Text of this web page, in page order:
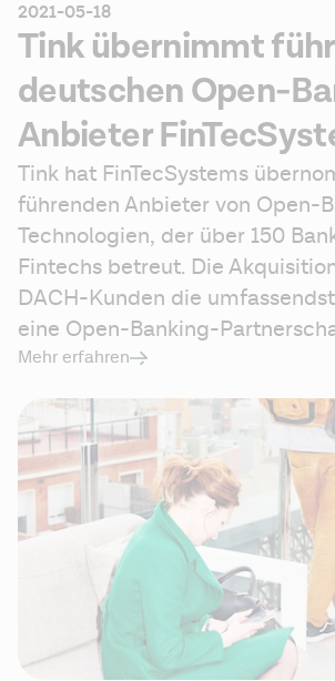
2021-05-18
Tink übernimmt
deutschen Open-
Anbieter
Tink hat FinTecSystems
führenden Anbieter von Open-
Technologien, der über 150
Fintechs betreut. Die
DACH-Kunden die
eine Open-Banking-
Mehr erfahren